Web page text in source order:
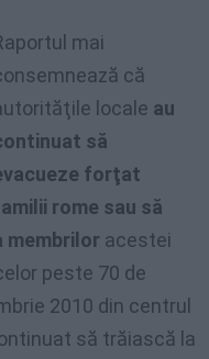
mai
că
locale au
să
forţat
rome sau să
membrilor acestei
peste 70 de
2010 din centrul
să trăiască la